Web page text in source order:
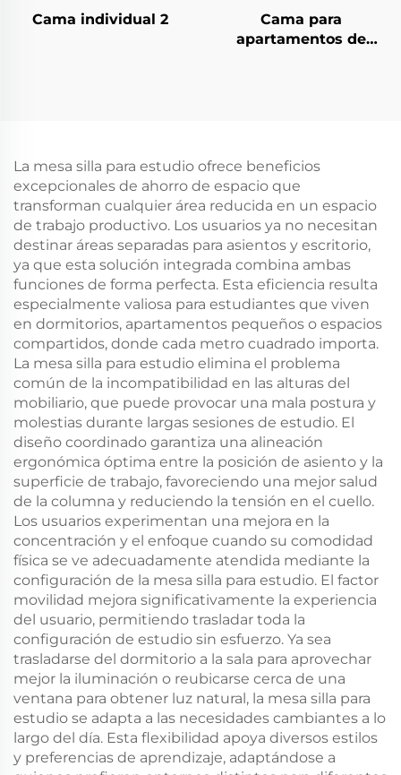
Cama individual 2
Cama para
apartamentos de
La mesa silla para estudio ofrece beneficios
excepcionales de ahorro de espacio que
transforman cualquier área reducida en un espacio
de trabajo productivo. Los usuarios ya no necesitan
destinar áreas separadas para asientos y escritorio,
ya que esta solución integrada combina ambas
funciones de forma perfecta. Esta eficiencia resulta
especialmente valiosa para estudiantes que viven
en dormitorios, apartamentos pequeños o espacios
compartidos, donde cada metro cuadrado importa.
La mesa silla para estudio elimina el problema
común de la incompatibilidad en las alturas del
mobiliario, que puede provocar una mala postura y
molestias durante largas sesiones de estudio. El
diseño coordinado garantiza una alineación
ergonómica óptima entre la posición de asiento y la
superficie de trabajo, favoreciendo una mejor salud
de la columna y reduciendo la tensión en el cuello.
Los usuarios experimentan una mejora en la
concentración y el enfoque cuando su comodidad
física se ve adecuadamente atendida mediante la
configuración de la mesa silla para estudio. El factor
movilidad mejora significativamente la experiencia
del usuario, permitiendo trasladar toda la
configuración de estudio sin esfuerzo. Ya sea
trasladarse del dormitorio a la sala para aprovechar
mejor la iluminación o reubicarse cerca de una
ventana para obtener luz natural, la mesa silla para
estudio se adapta a las necesidades cambiantes a lo
largo del día. Esta flexibilidad apoya diversos estilos
y preferencias de aprendizaje, adaptándose a